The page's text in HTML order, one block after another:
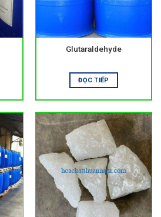
nước là loại bỏ tạp chất, vi sinh và
sau xử lý cần đạt tiêu chuẩn sử dụng
trong sản xuất và đời sống
thiếu trong sinh hoạt và công
đạt chất lượng, rủi ro về sức khỏe
chất giúp nước trong hơn, an toàn
Đồng thời, hệ thống xử lý cũng hoạt
xử lý nước phổ biến
bông
Glutaraldehyde
ĐỌC TIẾP